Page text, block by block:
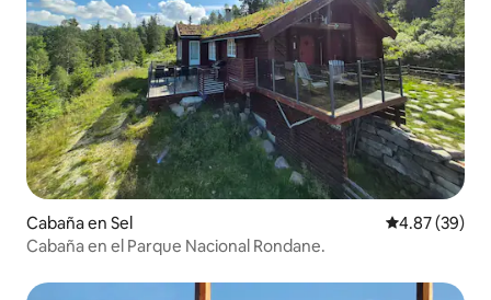
Cabaña en Sel Calificación
4.87 (39)
Cabaña en el Parque Nacional Rondane.